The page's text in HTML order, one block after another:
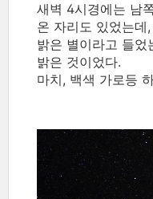
새벽 4시경에는 남
온 자리도 있었는데
밝은 별이라고 들었
밝은 것이었다.
마치, 백색 가로등